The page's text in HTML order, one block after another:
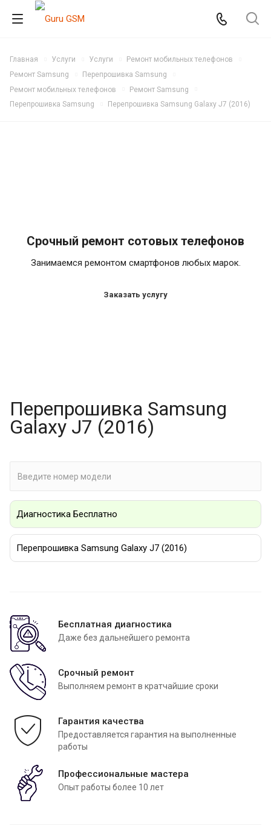
Главная Услуги Услуги
Ремонт мобильных телефонов
Ремонт Samsung
Перепрошивка Samsung
Ремонт мобильных телефонов
Ремонт Samsung
Перепрошивка Samsung
Перепрошивка Samsung Galaxy J7 (2016)
Срочный ремонт сотовых телефонов
Занимаемся ремонтом смартфонов любых марок.
Заказать услугу
Перепрошивка Samsung
Galaxy J7 (2016)
Диагностика Бесплатно
Перепрошивка Samsung Galaxy J7 (2016)
Бесплатная диагностика
Даже без дальнейшего ремонта
Срочный ремонт
Выполняем ремонт в кратчайшие сроки
Гарантия качества
Предоставляется гарантия на выполненные
работы
Профессиональные мастера
Опыт работы более 10 лет